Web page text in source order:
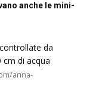
anche le mini-
da
di acqua
anna-